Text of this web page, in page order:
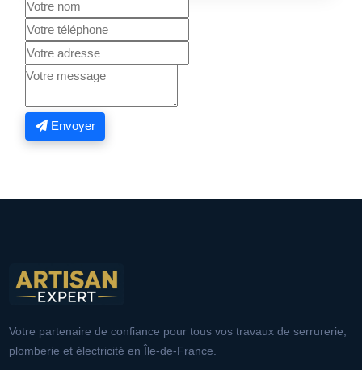
Envoyer
Votre partenaire de confiance pour tous vos travaux de serrurerie,
plomberie et électricité en Île-de-France.